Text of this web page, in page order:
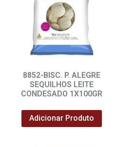
8852-BISC. P. ALEGRE
SEQUILHOS LEITE
CONDESADO 1X100GR
Adicionar Produto